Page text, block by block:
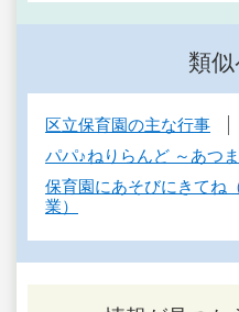
類
区立保育園の主な行事
パパ♪ねりらんど ～あつ
保育園にあそびにきてね
業）